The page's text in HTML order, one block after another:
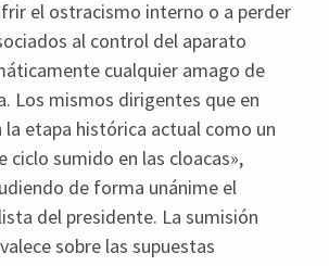
el ostracismo interno o a perder
al control del aparato
cualquier amago de
Los mismos dirigentes que en
etapa histórica actual como un
ciclo sumido en las cloacas»,
de forma unánime el
del presidente. La sumisión
sobre las supuestas